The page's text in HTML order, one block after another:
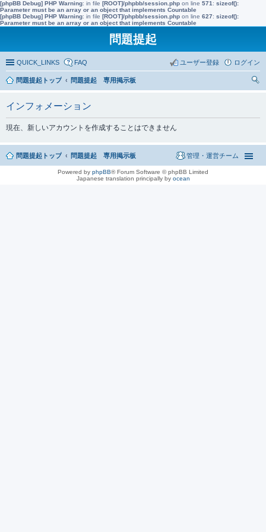
[phpBB Debug] PHP Warning: in file [ROOT]/phpbb/session.php on line 571 : sizeof():
Parameter must be an array or an object that implements Countable
[phpBB Debug] PHP Warning: in file [ROOT]/phpbb/session.php on line 627: sizeof():
Parameter must be an array or an object that implements Countable
問題提起
QUICK_LINKS FAQ ログイン
ユーザー登録
問題提起トップ
問題提起 専用掲示板
インフォメーション
現在、新しいアカウントを作成することはできません
問題提起トップ 問題提起 専用掲示板 管理・運営チーム
Powered by phpBB® Forum Software © phpBB Limited
Japanese translation principally by ocean